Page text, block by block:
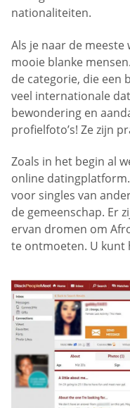
nationaliteiten.
Als je naar de meeste
mooie blanke
de categorie, die een
veel internationale
bewondering en
profielfoto’s! Ze zijn
Zoals in het begin al
online
voor singles van
de gemeenschap. Er
ervan dromen om
te ontmoeten. U kunt